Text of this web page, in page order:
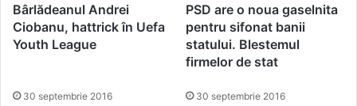
Bârlădeanul Andrei
Ciobanu, hattrick în Uefa
Youth League
PSD are o noua gaselnita
pentru sifonat banii
statului. Blestemul
firmelor de stat
30 septembrie 2016 30 septembrie 2016